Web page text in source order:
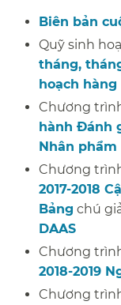
Biên bản
Quỹ sinh
tháng,
hoạch hàng
Chương
hành Đánh
Nhân phẩm
Chương
2017-2018
Bảng chú
DAAS
Chương
2018-2019
Chương